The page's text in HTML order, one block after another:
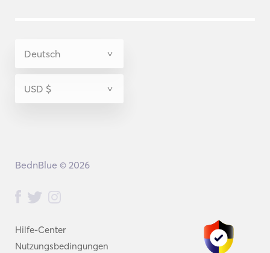
Hilfe-Center
Nutzungsbedingungen
BednBlue © 2026